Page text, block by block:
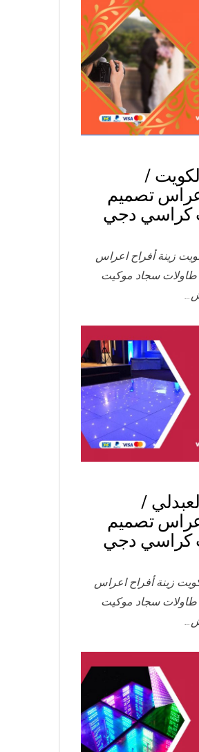
/
أعراس تصميم
كراسي دجي
زينة أفراح اعراس
طاولات سجاد موكيت
/
أعراس تصميم
كراسي دجي
زينة أفراح اعراس
طاولات سجاد موكيت